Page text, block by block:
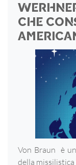
CHE
Von Braun è
della